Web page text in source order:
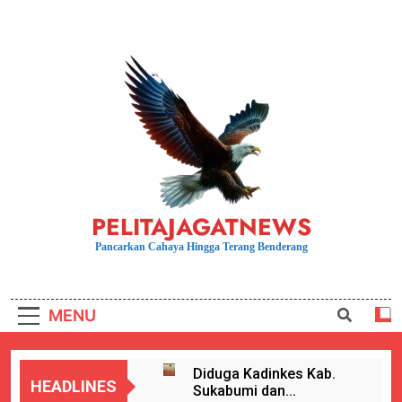
PELITAJAGATNEWS
Pancarkan Cahaya Hingga Terang Benderang
MENU
HEADLINES
Diduga Kadinkes Kab.
Sukabumi dan